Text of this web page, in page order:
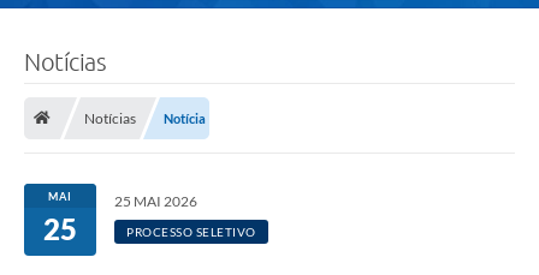
Notícias
Notícias Notícia
MAI
25
25 MAI 2026
PROCESSO SELETIVO